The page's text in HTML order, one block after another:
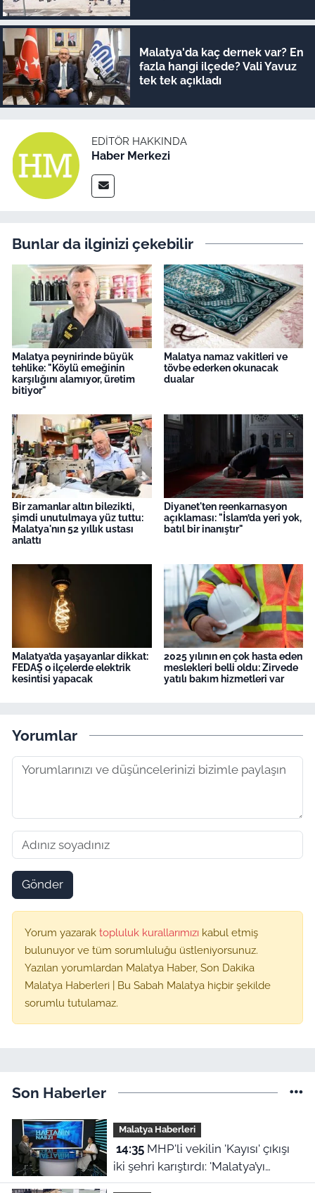
Malatya'da kaç dernek var? En
fazla hangi ilçede? Vali Yavuz
tek tek açıkladı
EDITÖR HAKKINDA
Haber Merkezi
Bunlar da ilginizi çekebilir
Malatya peynirinde büyük
tehlike: "Köylü emeğinin
karşılığını alamıyor, üretim
bitiyor"
Malatya namaz vakitleri ve
tövbe ederken okunacak
dualar
Bir zamanlar altın bilezikti,
şimdi unutulmaya yüz tuttu:
Malatya'nın 52 yıllık ustası
anlattı
Diyanet'ten reenkarnasyon
açıklaması: "İslam’da yeri yok,
batıl bir inanıştır"
Malatya’da yaşayanlar dikkat:
FEDAŞ o ilçelerde elektrik
kesintisi yapacak
2025 yılının en çok hasta eden
meslekleri belli oldu: Zirvede
yatılı bakım hizmetleri var
Yorumlar
Gönder
Yorum yazarak topluluk kurallarımızı kabul etmiş
bulunuyor ve tüm sorumluluğu üstleniyorsunuz.
Yazılan yorumlardan Malatya Haber, Son Dakika
Malatya Haberleri | Bu Sabah Malatya hiçbir şekilde
sorumlu tutulamaz.
Son Haberler
Malatya Haberleri
14:35MHP'li vekilin 'Kayısı' çıkışı
iki şehri karıştırdı: 'Malatya’yı
cinayetle suçlayamazsınız!'